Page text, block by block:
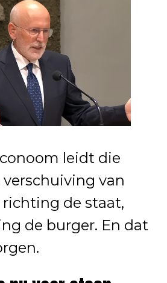
leidt die
van
de staat,
de burger. En dat